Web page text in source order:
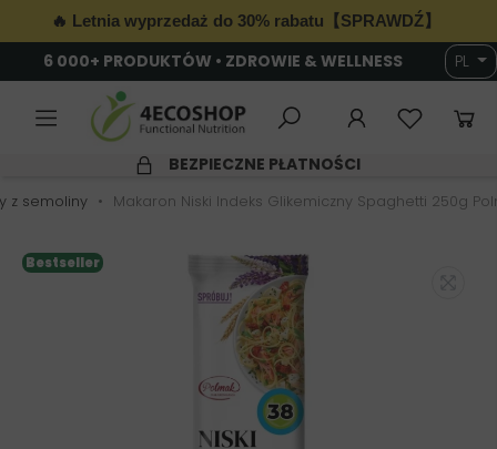
🔥 Letnia wyprzedaż do 30% rabatu【SPRAWDŹ】
6 000+ PRODUKTÓW • ZDROWIE & WELLNESS PL
BEZPIECZNE PŁATNOŚCI
z semoliny Makaron Niski Indeks Glikemiczny Spaghetti 250g
Bestseller